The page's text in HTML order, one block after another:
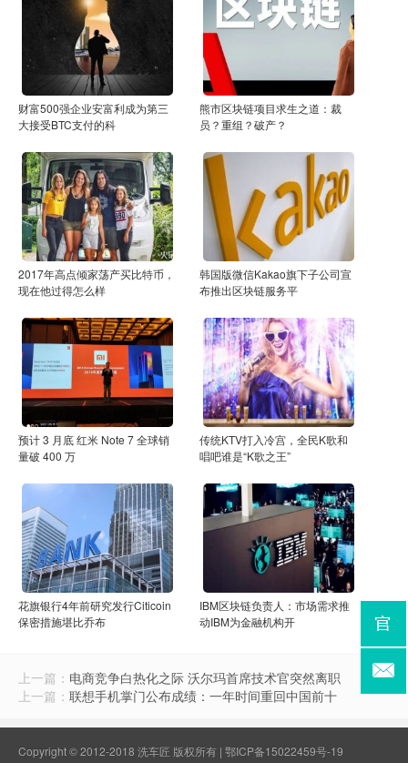
财富500强企业安富利成为第三
大接受BTC支付的科
熊市区块链项目求生之道：裁
员？重组？破产？
2017年高点倾家荡产买比特币，
现在他过得怎么样
韩国版微信Kakao旗下子公司宣
布推出区块链服务平
预计 3 月底 红米 Note 7 全球销
量破 400 万
传统KTV打入冷宫，全民K歌和
唱吧谁是“K歌之王”
花旗银行4年前研究发行Citicoin
保密措施堪比乔布
IBM区块链负责人：市场需求推
动IBM为金融机构开
上一篇： 电商竞争白热化之际 沃尔玛首席技术官突然离职
上一篇： 联想手机掌门公布成绩：一年时间重回中国前十
Copyright © 2012-2018 洗车匠 版权所有 | 鄂ICP备15022459号-19